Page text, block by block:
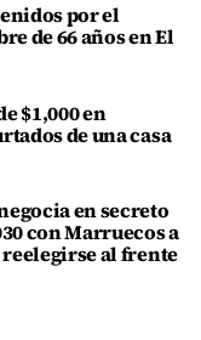
por el
de 66 años en El
$1,000 en
de una casa
en secreto
con Marruecos a
al frente